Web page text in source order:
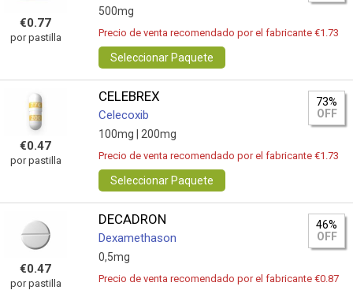
€0.77
por pastilla
500mg
Precio de venta recomendado por el fabricante €1.73
Seleccionar Paquete
€0.47
por pastilla
CELEBREX
Celecoxib
100mg | 200mg
73%
OFF
Precio de venta recomendado por el fabricante €1.73
Seleccionar Paquete
€0.47
por pastilla
DECADRON
Dexamethason
0,5mg
46%
OFF
Precio de venta recomendado por el fabricante €0.87